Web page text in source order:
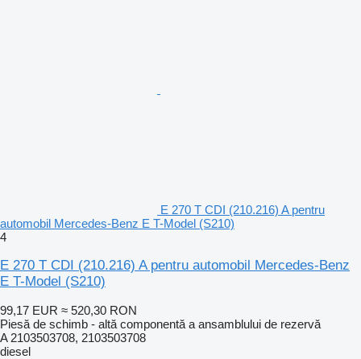
E 270 T CDI (210.216) A pentru
automobil Mercedes-Benz E T-Model (S210)
4
E 270 T CDI (210.216) A pentru automobil Mercedes-Benz
E T-Model (S210)
99,17 EUR ≈ 520,30 RON
Piesă de schimb - altă componentă a ansamblului de rezervă
A 2103503708, 2103503708
diesel